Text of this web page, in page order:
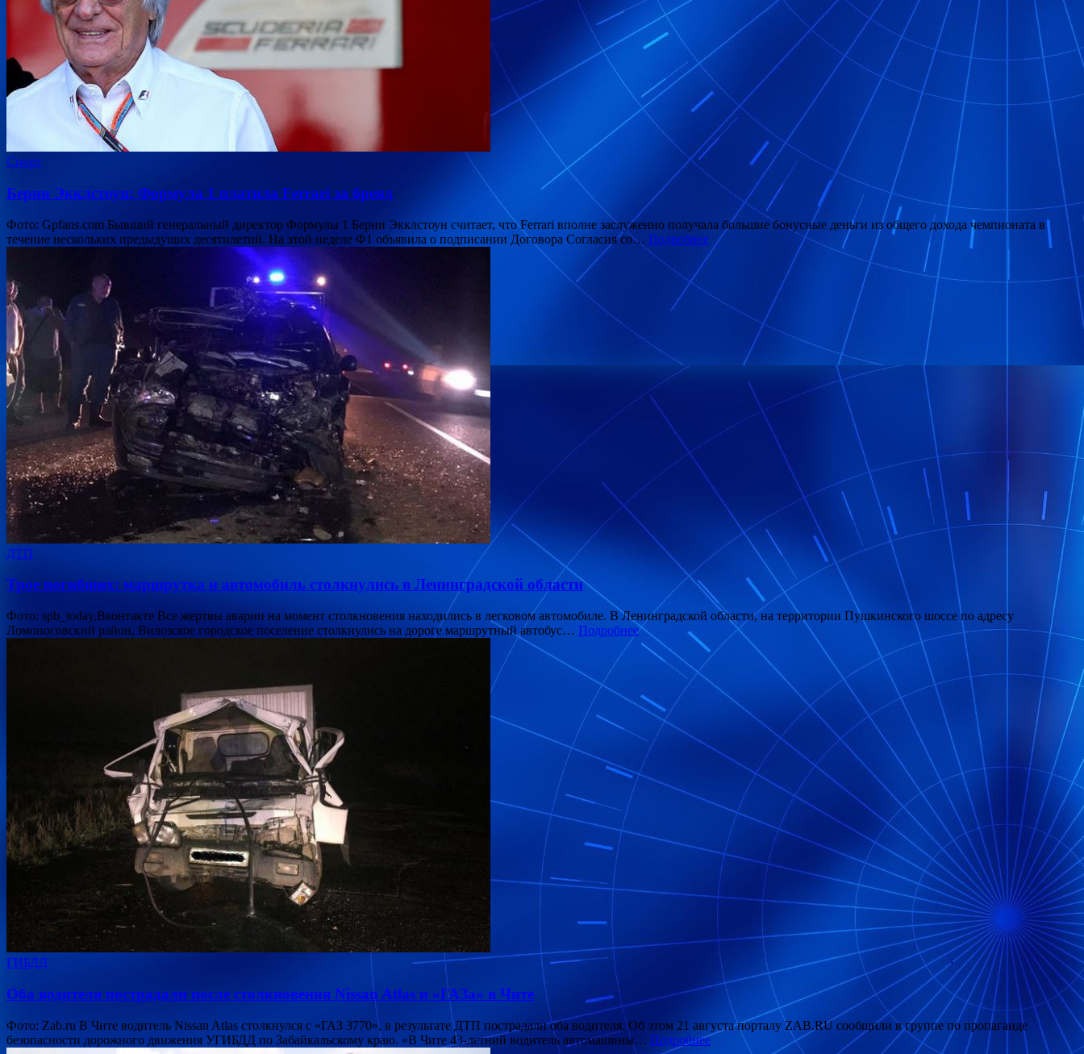
Спорт
Берни Экклстоун: Формула 1 платила Ferrari за бренд
Фото: Gpfans.com Бывший генеральный директор Формулы 1 Берни Экклстоун считает, что Ferrari вполне заслуженно получала большие бонусные деньги из общего дохода чемпионата в
течение нескольких предыдущих десятилетий. На этой неделе Ф1 объявила о подписании Договора Согласия со… Подробнее
ДТП
Трое погибших: маршрутка и автомобиль столкнулись в Ленинградской области
Фото: spb_today,Вконтакте Все жертвы аварии на момент столкновения находились в легковом автомобиле. В Ленинградской области, на территории Пушкинского шоссе по адресу
Ломоносовский район, Вилозское городское поселение столкнулись на дороге маршрутный автобус… Подробнее
ГИБДД
Оба водителя пострадали после столкновения Nissan Atlas и «ГАЗа» в Чите
Фото: Zab.ru В Чите водитель Nissan Atlas столкнулся с «ГАЗ 3770», в результате ДТП пострадали оба водителя. Об этом 21 августа порталу ZAB.RU сообщили в группе по пропаганде
безопасности дорожного движения УГИБДД по Забайкальскому краю. «В Чите 43-летний водитель автомашины… Подробнее